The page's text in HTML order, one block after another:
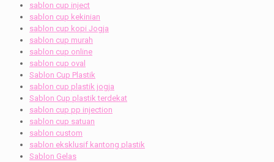
sablon cup inject
sablon cup kekinian
sablon cup kopi Jogja
sablon cup murah
sablon cup online
sablon cup oval
Sablon Cup Plastik
sablon cup plastik jogja
Sablon Cup plastik terdekat
sablon cup pp injection
sablon cup satuan
sablon custom
sablon eksklusif kantong plastik
Sablon Gelas